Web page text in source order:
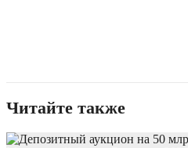
Читайте также